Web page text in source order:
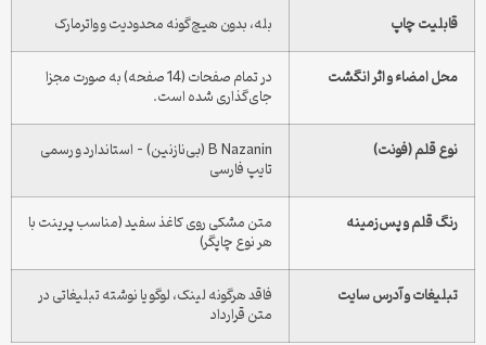
قابلیت چاپ بله، بدون هیچ‌گونه محدودیت و واترمارک
محل امضاء و اثر انگشت
در تمام صفحات (14 صفحه) به صورت مجزا
جای‌گذاری شده است.
نوع قلم (فونت)
B Nazanin (بی‌نازنین) – استاندارد و رسمی
تایپ فارسی
رنگ قلم و پس‌زمینه
متن مشکی روی کاغذ سفید (مناسب پرینت با
هر نوع چاپگر)
تبلیغات و آدرس سایت
فاقد هرگونه لینک، لوگو یا نوشته تبلیغاتی در
متن قرارداد